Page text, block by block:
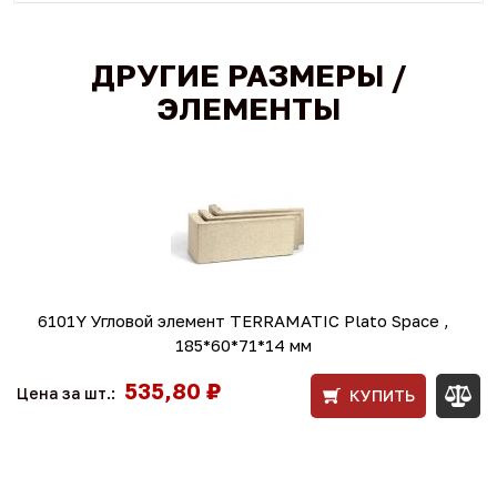
ДРУГИЕ РАЗМЕРЫ /
ЭЛЕМЕНТЫ
6101Y Угловой элемент TERRAMATIC Plato Space ,
185*60*71*14 мм
Цена за шт.: 535,80 ₽ КУПИТЬ